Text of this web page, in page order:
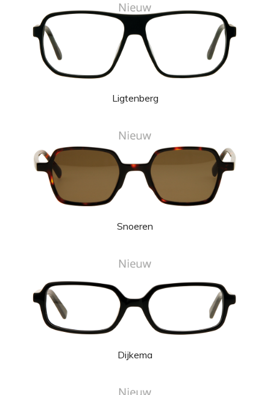
Ligtenberg
Snoeren
Dijkema